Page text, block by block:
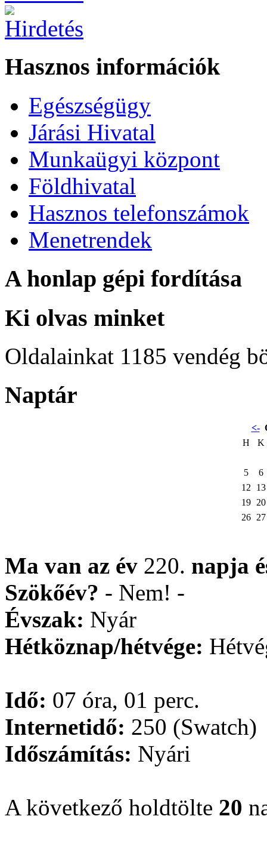
Hasznos információk
Egészségügy
Járási Hivatal
Munkaügyi központ
Földhivatal
Hasznos telefonszámok
Menetrendek
A honlap gépi fordítása
Ki olvas minket
Oldalainkat 1185 vendég
Naptár
<-
H
K
5
6
12
13
19 20
26 27
Ma van az év 220. napja
Szökőév? - Nem! -
Évszak: Nyár
Hétköznap/hétvége:
Idő: 07 óra, 01 perc.
Internetidő: 250 (Swatch)
Időszámítás: Nyári
A következő holdtölte 20